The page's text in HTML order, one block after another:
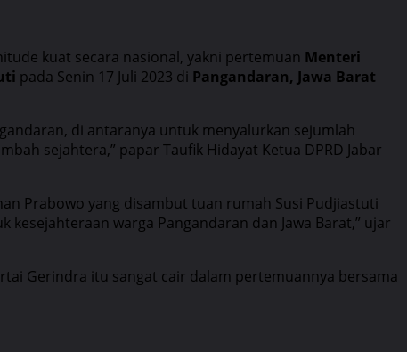
kuat secara nasional, yakni pertemuan Menteri
pada Senin 17 Juli 2023 di Pangandaran, Jawa Barat
di antaranya untuk menyalurkan sejumlah
sejahtera,” papar Taufik Hidayat Ketua DPRD Jabar
Prabowo yang disambut tuan rumah Susi Pudjiastuti
warga Pangandaran dan Jawa Barat,” ujar
Gerindra itu sangat cair dalam pertemuannya bersama